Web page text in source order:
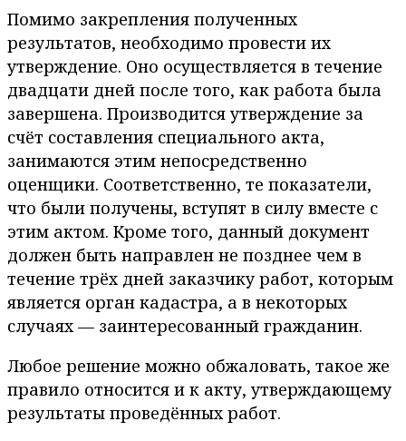
Помимо закрепления полученных
результатов, необходимо провести их
утверждение. Оно осуществляется в течение
двадцати дней после того, как работа была
завершена. Производится утверждение за
счёт составления специального акта,
занимаются этим непосредственно
оценщики. Соответственно, те показатели,
что были получены, вступят в силу вместе с
этим актом. Кроме того, данный документ
должен быть направлен не позднее чем в
течение трёх дней заказчику работ, которым
является орган кадастра, а в некоторых
случаях — заинтересованный гражданин.
Любое решение можно обжаловать, такое же
правило относится и к акту, утверждающему
результаты проведённых работ.